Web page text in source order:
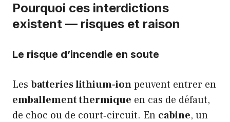
Pourquoi ces interdictions
existent — risques et raison
Le risque d’incendie en soute
Les batteries lithium‑ionpeuvent entrer en
emballement thermique en cas de défaut,
de choc ou de court‑circuit. En cabine, un